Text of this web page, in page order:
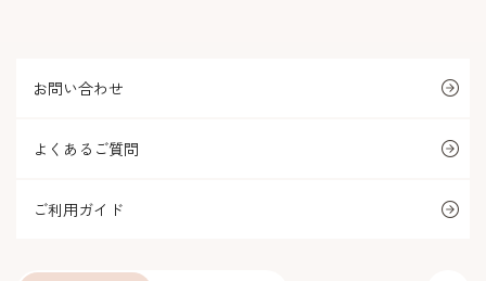
お問い合わせ
よくあるご質問
ご利用ガイド